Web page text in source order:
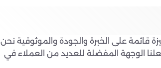
قائمة على الخبرة والجودة والموثوقية نحن
الوجهة المفضلة للعديد من العملاء في